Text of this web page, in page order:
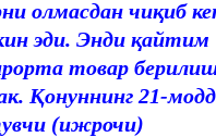
олмасдан чиқиб
эди. Энди қайтим
товар
Қонуннинг 21-
(ижрочи)